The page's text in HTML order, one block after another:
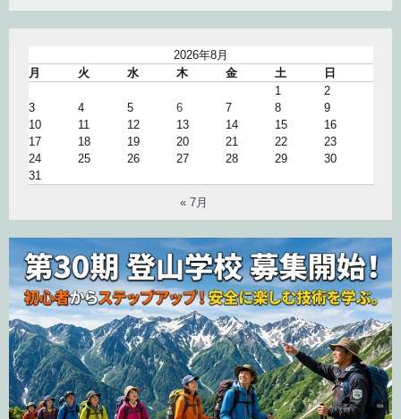
2026年8月
月
火 水 木 金 土
日
1
2
3
4 5 6 7 8
9
10
11 12 13 14 15
16
17
18 19 20 21 22
23
24
25 26 27 28 29
30
31
« 7月